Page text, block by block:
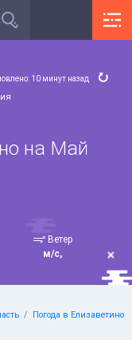
10 минут назад
на Май
Ветер
м/с,
Погода в Елизаветино